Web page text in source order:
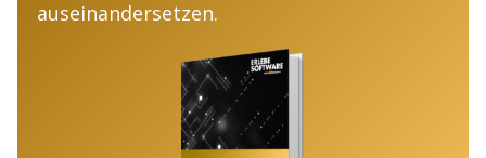
auseinandersetzen.